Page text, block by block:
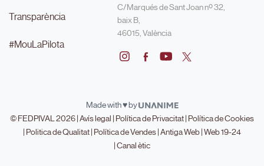
Transparència
#MouLaPilota
C/Marqués de Sant Joan nº 32,
baix B,
46015, València
Made with ♥ by
© FEDPIVAL 2026 |Avís legal | Política de Privacitat| Política de Cookies
| Politica de Qualitat| Política de Vendes|Antiga Web|Web 19-24
|Canal ètic